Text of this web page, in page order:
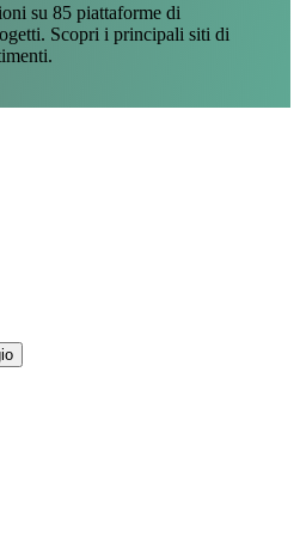
su 85 piattaforme di
Scopri i principali siti di